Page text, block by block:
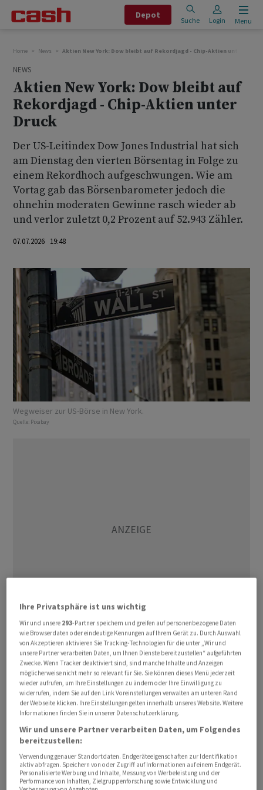
Depot
Suche Login Menu
Home News Aktien New York: Dow bleibt auf Rekordjagd - Chip-Aktien unter Druck
NEWS
Aktien New York: Dow bleibt auf
Rekordjagd - Chip-Aktien unter
Druck
Der US-Leitindex Dow Jones Industrial hat sich
am Dienstag den vierten Börsentag in Folge zu
einem Rekordhoch aufgeschwungen. Wie am
Vortag gab das Börsenbarometer jedoch die
ohnehin moderaten Gewinne rasch wieder ab
und verlor zuletzt 0,2 Prozent auf 52.943 Zähler.
07.07.2026 19:48
Wegweiser zur US-Börse in New York.
Quelle: Pixabay
Ganz anders sah es an der am Vortag noch starken
Technologiebörse Nasdaq aus. Dort gerieten vor allem
die Aktien der Halbleiterbranche unter Druck, nachdem
der Elektronik- und Chip-Gigant Samsung den Markt
trotz eines Rekordergebnisses nicht überzeugen
konnte. Der Nasdaq 100 büsste 1,3 Prozent auf 29.328
Punkte ein.
Für den marktbreiten S&P 500 ging es um 0,2 Prozent
auf 7.519 Zähler nach unten. Auch hier bremsten die in
dem Index schwer gewichteten Halbleiteraktien. Unter
Ihre Privatsphäre ist uns wichtig
Wir und unsere 293-Partner speichern und greifen auf personenbezogene Daten
wie Browserdaten oder eindeutige Kennungen auf Ihrem Gerät zu. Durch Auswahl
von Akzeptieren aktivieren Sie Tracking-Technologien für die unter „Wir und
unsere Partner verarbeiten Daten, um Ihnen Dienste bereitzustellen“ aufgeführten
Zwecke. Wenn Tracker deaktiviert sind, sind manche Inhalte und Anzeigen
möglicherweise nicht mehr so relevant für Sie. Sie können dieses Menü jederzeit
wieder aufrufen, um Ihre Einstellungen zu ändern oder Ihre Einwilligung zu
widerrufen, indem Sie auf den Link Voreinstellungen verwalten am unteren Rand
der Webseite klicken. Ihre Einstellungen gelten innerhalb unseres Website. Weitere
Informationen finden Sie in unserer Datenschutzerklärung.
Wir und unsere Partner verarbeiten Daten, um Folgendes
bereitzustellen:
Verwendung genauer Standortdaten. Endgeräteeigenschaften zur Identifikation
aktiv abfragen. Speichern von oder Zugriff auf Informationen auf einem Endgerät.
Personalisierte Werbung und Inhalte, Messung von Werbeleistung und der
Performance von Inhalten, Zielgruppenforschung sowie Entwicklung und